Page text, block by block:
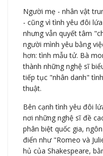
Người mẹ - nhân vật
- cũng vì tình yêu đôi
nhưng vẫn quyết tâm
người mình yêu bằng
hơn: tình mẫu tử. Bà
thành những nghệ sĩ
tiếp tục "nhân danh"
thuật.
Bên cạnh tình yêu đôi
nơi những nghệ sĩ đề
phân biệt quốc gia,
điển như "Romeo và
hủ của Shakespeare,